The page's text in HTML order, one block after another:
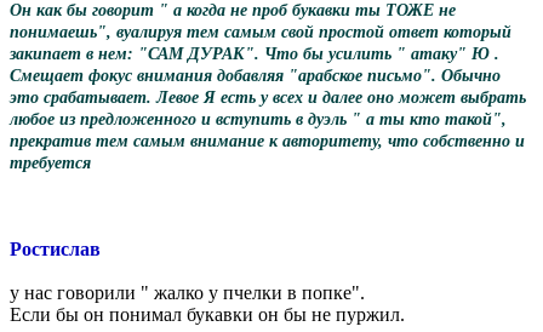
Он как бы говорит " а когда не проб букавки ты ТОЖЕ не
понимаешь", вуалируя тем самым свой простой ответ который
закипает в нем: "САМ ДУРАК". Что бы усилить " атаку" Ю .
Смещает фокус внимания добавляя "арабское письмо". Обычно
это срабатывает. Левое Я есть у всех и далее оно может выбрать
любое из предложенного и вступить в дуэль " а ты кто такой",
прекратив тем самым внимание к авторитету, что собственно и
требуется
Ростислав
у нас говорили " жалко у пчелки в попке".
Если бы он понимал букавки он бы не пуржил.